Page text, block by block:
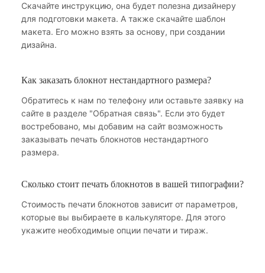
Скачайте инструкцию, она будет полезна дизайнеру
для подготовки макета. А также скачайте шаблон
макета. Его можно взять за основу, при создании
дизайна.
Как заказать блокнот нестандартного размера?
Обратитесь к нам по телефону или оставьте заявку на
сайте в разделе "Обратная связь". Если это будет
востребовано, мы добавим на сайт возможность
заказывать печать блокнотов нестандартного
размера.
Сколько стоит печать блокнотов в вашей типографии?
Стоимость печати блокнотов зависит от параметров,
которые вы выбираете в калькуляторе. Для этого
укажите необходимые опции печати и тираж.